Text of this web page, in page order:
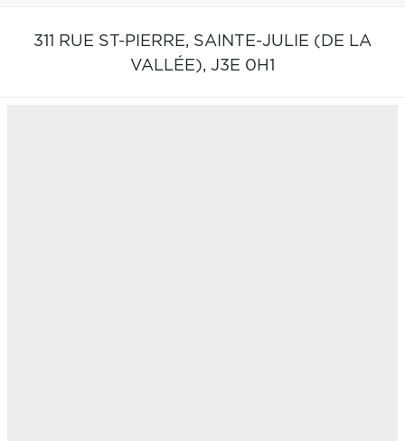
311 RUE ST-PIERRE, SAINTE-JULIE (DE LA
VALLÉE), J3E 0H1